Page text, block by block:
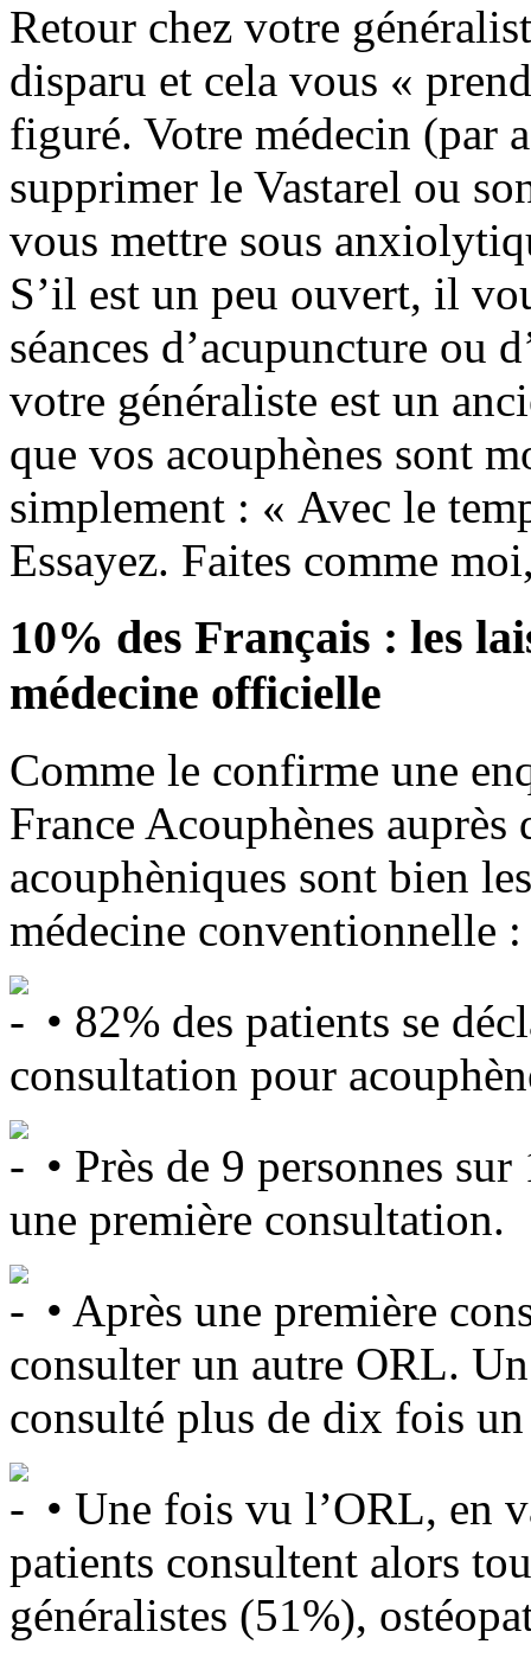
Retour chez votre
disparu et cela vous «
figuré. Votre médecin (par
supprimer le Vastarel ou
vous mettre sous
S’il est un peu ouvert, il
séances d’acupuncture ou
votre généraliste est un
que vos acouphènes sont
simplement : « Avec le
Essayez. Faites comme
10% des Français : les
médecine officielle
Comme le confirme une
France Acouphènes auprès
acouphèniques sont bien
médecine conventionnelle :
• 82% des patients se
consultation pour
• Près de 9 personnes
une première consultation.
• Après une première
consulter un autre ORL.
consulté plus de dix fois
• Une fois vu l’ORL, en
patients consultent alors
généralistes (51%),